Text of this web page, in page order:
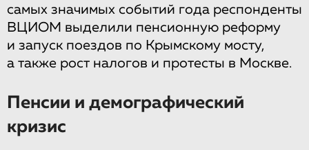
самых значимых событий года респонденты
ВЦИОМ выделили пенсионную реформу
и запуск поездов по Крымскому мосту,
а также рост налогов и протесты в Москве.
Пенсии и демографический
кризис